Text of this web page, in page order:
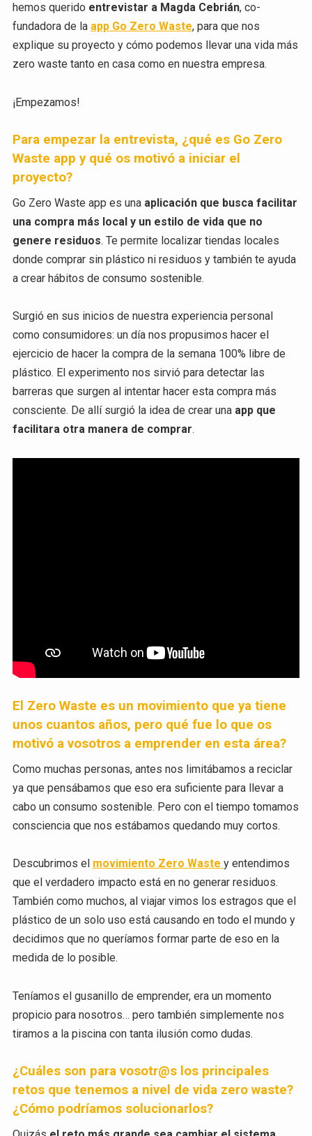
hemos querido entrevistar a Magda Cebrián, co-
fundadora de la app Go Zero Waste, para que nos
explique su proyecto y cómo podemos llevar una vida más
zero waste tanto en casa como en nuestra empresa.
¡Empezamos!
Para empezar la entrevista, ¿qué es Go Zero
Waste app y qué os motivó a iniciar el
proyecto?
Go Zero Waste app es una aplicación que busca facilitar
una compra más local y un estilo de vida que no
genere residuos. Te permite localizar tiendas locales
donde comprar sin plástico ni residuos y también te ayuda
a crear hábitos de consumo sostenible.
Surgió en sus inicios de nuestra experiencia personal
como consumidores: un día nos propusimos hacer el
ejercicio de hacer la compra de la semana 100% libre de
plástico. El experimento nos sirvió para detectar las
barreras que surgen al intentar hacer esta compra más
consciente. De allí surgió la idea de crear unaapp que
facilitara otra manera de comprar.
El Zero Waste es un movimiento que ya tiene
unos cuantos años, pero qué fue lo que os
motivó a vosotros a emprender en esta área?
Como muchas personas, antes nos limitábamos a reciclar
ya que pensábamos que eso era suficiente para llevar a
cabo un consumo sostenible. Pero con el tiempo tomamos
consciencia que nos estábamos quedando muy cortos.
Descubrimos el movimiento Zero Waste y entendimos
que el verdadero impacto está en no generar residuos.
También como muchos, al viajar vimos los estragos que el
plástico de un solo uso está causando en todo el mundo y
decidimos que no queríamos formar parte de eso en la
medida de lo posible.
Teníamos el gusanillo de emprender, era un momento
propicio para nosotros… pero también simplemente nos
tiramos a la piscina con tanta ilusión como dudas.
¿Cuáles son para vosotr@s los principales
retos que tenemos a nivel de vida zero waste?
¿Cómo podríamos solucionarlos?